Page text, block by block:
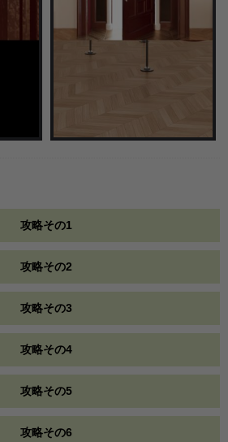
攻略その1
攻略その2
攻略その3
攻略その4
攻略その5
攻略その6